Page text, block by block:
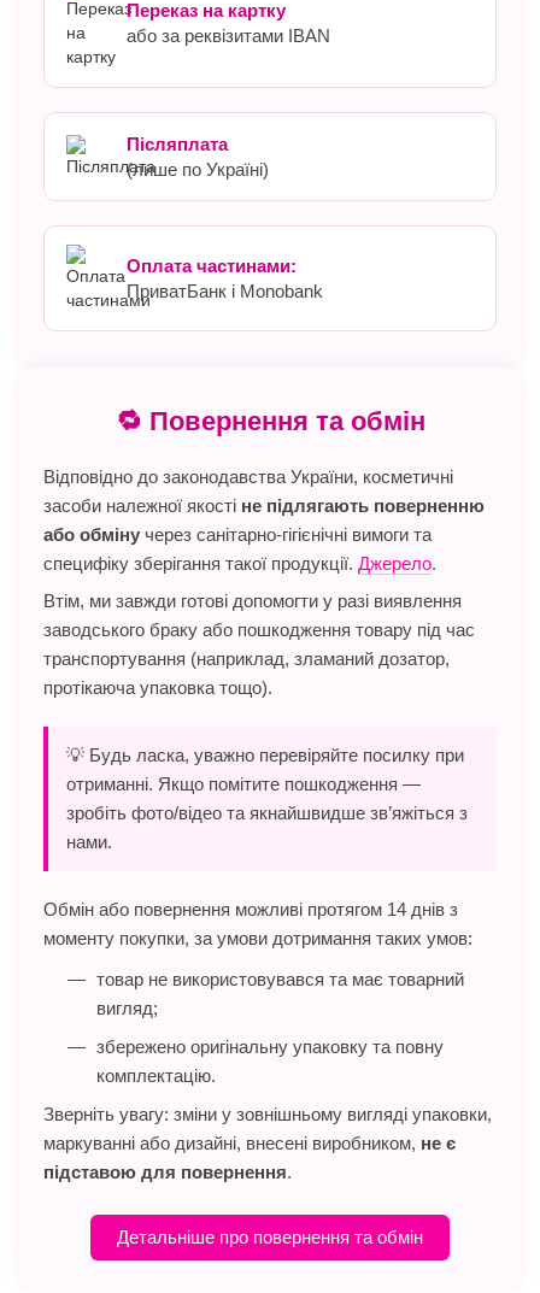
Переказ на картку
або за реквізитами IBAN
Післяплата
(лише по Україні)
Оплата частинами:
ПриватБанк і Monobank
🔁 Повернення та обмін
Відповідно до законодавства України, косметичні
засоби належної якості не підлягають поверненню
або обміну через санітарно-гігієнічні вимоги та
специфіку зберігання такої продукції. Джерело.
Втім, ми завжди готові допомогти у разі виявлення
заводського браку або пошкодження товару під час
транспортування (наприклад, зламаний дозатор,
протікаюча упаковка тощо).
💡 Будь ласка, уважно перевіряйте посилку при
отриманні. Якщо помітите пошкодження —
зробіть фото/відео та якнайшвидше зв’яжіться з
нами.
Обмін або повернення можливі протягом 14 днів з
моменту покупки, за умови дотримання таких умов:
товар не використовувався та має товарний
вигляд;
збережено оригінальну упаковку та повну
комплектацію.
Зверніть увагу: зміни у зовнішньому вигляді упаковки,
маркуванні або дизайні, внесені виробником, не є
підставою для повернення.
Детальніше про повернення та обмін